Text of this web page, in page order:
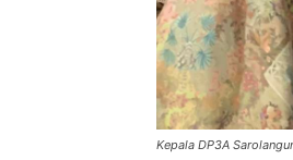
Kepala DP3A